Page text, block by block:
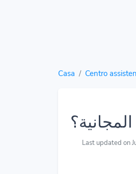
Casa Centro
Last updated on